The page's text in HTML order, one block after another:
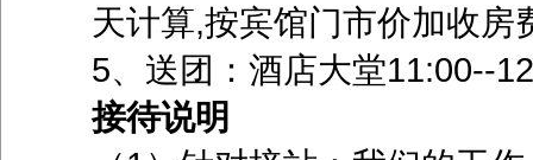
天计算,按宾馆门市价加收房
5、送团：酒店大堂11:00--
接待说明